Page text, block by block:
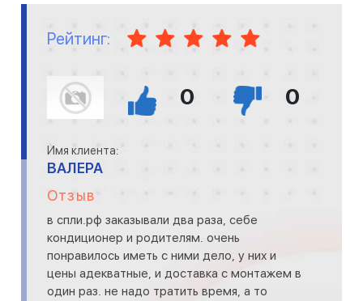
Рейтинг:
0 0
Имя клиента:
ВАЛЕРА
Отзыв
в спли.рф заказывали два раза, себе
кондиционер и родителям. очень
понравилось иметь с ними дело, у них и
цены адекватные, и доставка с монтажем в
один раз. не надо тратить время, а то